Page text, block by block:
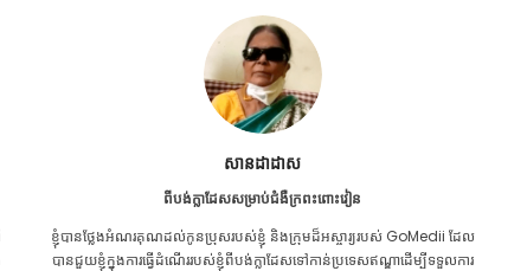
Furkanul អ៊ីស្លាម
ពីបង់ក្លាដែសសម្រាប់ការប្តូរតំរងនោម
ខ្ញុំ​បាន​ផ្តល់​ក្តី​សង្ឃឹម​ទាំង​អស់​ថា ខ្ញុំ​នឹង​អាច​ទទួល​បាន​ការ​ព្យាបាល​គ្រប់​ប្រភេទ​សម្រាប់​
បញ្ហា​តម្រងនោម​របស់​ខ្ញុំ។ វាគ្រាន់តែបន្ទាប់ពីខ្ញុំបានឆ្លងកាត់ GoMedii ជាមួយនឹង